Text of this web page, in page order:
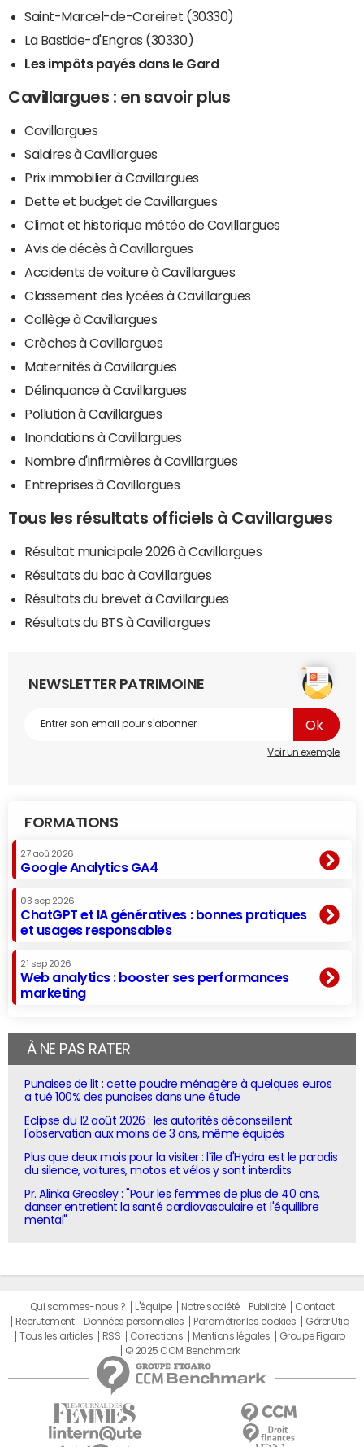
Saint-Marcel-de-Careiret (30330)
La Bastide-d'Engras (30330)
Les impôts payés dans le Gard
Cavillargues : en savoir plus
Cavillargues
Salaires à Cavillargues
Prix immobilier à Cavillargues
Dette et budget de Cavillargues
Climat et historique météo de Cavillargues
Avis de décès à Cavillargues
Accidents de voiture à Cavillargues
Classement des lycées à Cavillargues
Collège à Cavillargues
Crèches à Cavillargues
Maternités à Cavillargues
Délinquance à Cavillargues
Pollution à Cavillargues
Inondations à Cavillargues
Nombre d'infirmières à Cavillargues
Entreprises à Cavillargues
Tous les résultats officiels à Cavillargues
Résultat municipale 2026 à Cavillargues
Résultats du bac à Cavillargues
Résultats du brevet à Cavillargues
Résultats du BTS à Cavillargues
NEWSLETTER PATRIMOINE
Voir un exemple
FORMATIONS
27 aoû 2026
Google Analytics GA4
03 sep 2026
ChatGPT et IA génératives : bonnes pratiques
et usages responsables
21 sep 2026
Web analytics : booster ses performances
marketing
À NE PAS RATER
Punaises de lit : cette poudre ménagère à quelques euros
a tué 100% des punaises dans une étude
Eclipse du 12 août 2026 : les autorités déconseillent
l'observation aux moins de 3 ans, même équipés
Plus que deux mois pour la visiter : l'île d'Hydra est le paradis
du silence, voitures, motos et vélos y sont interdits
Pr. Alinka Greasley : "Pour les femmes de plus de 40 ans,
danser entretient la santé cardiovasculaire et l'équilibre
mental"
Qui sommes-nous ? L'équipe Notre société Publicité
Contact
Recrutement
Données personnelles Paramétrer les cookies
Gérer Utiq
Tous les articles
RSS Corrections Mentions légales
Groupe Figaro
© 2025 CCM Benchmark